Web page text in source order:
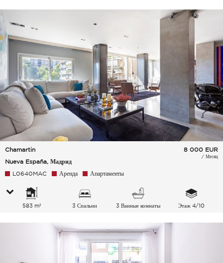
Chamartin
Nueva España, Мадрид
8 000 EUR
/ Месяц
L0640MAC Аренда Апартаменты
583 m² 3 Спальни 3 Ванные комнаты Этаж 4/10